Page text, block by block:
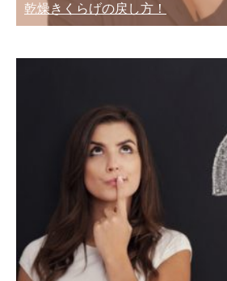
乾燥きくらげの戻し方！